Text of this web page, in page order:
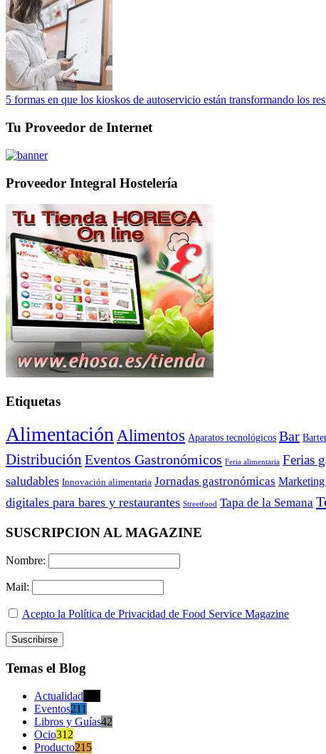
5 formas en que los kioskos de autoservicio están transformando los
Tu Proveedor de Internet
Proveedor Integral Hostelería
Etiquetas
Alimentación Alimentos Aparatos tecnológicos Bar
Distribución Eventos Gastronómicos Feria alimentaria Ferias
saludables Innovación alimentaria Jornadas gastronómicas
digitales para bares y restaurantes Streetfood Tapa de la Semana
SUSCRIPCION AL MAGAZINE
Nombre:
Mail:
Acepto la Política de Privacidad de Food Service Magazine
Temas el Blog
Actualidad
Eventos211
Libros y Guías42
Ocio312
Producto215